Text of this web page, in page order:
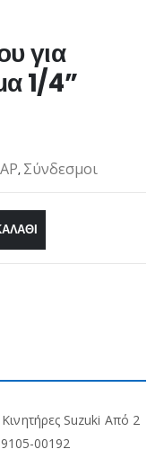
για
1/4”
, Σύνδεσμοι
Suzuki Από 2
00192